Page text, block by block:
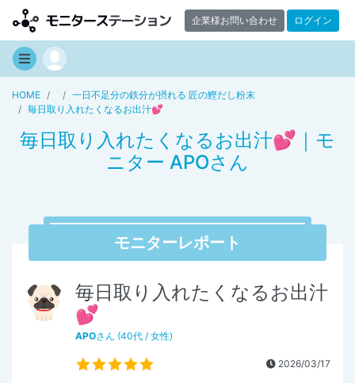
企業様お問い合わせ ログイン
HOME
一日不足分の鉄分が摂れる 匠の鰹だし粉末
毎日取り入れたくなるお出汁💕
毎日取り入れたくなるお出汁💕｜モ
ニター APOさん
モニターレポート
毎日取り入れたくなるお出汁
💕
APOさん (40代 / 女性)
2026/03/17